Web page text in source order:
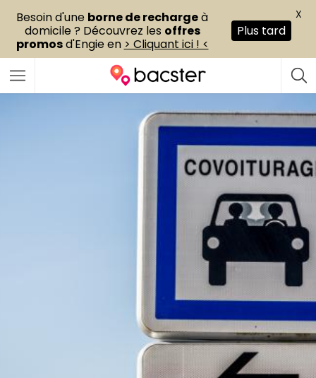
Besoin d'une borne de rechargeà
domicile ? Découvrez les offres
promosd'Engie en > Cliquant ici ! <
Plus tard
X